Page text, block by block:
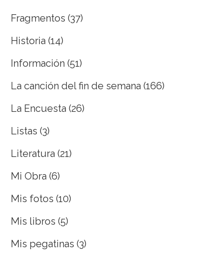
Fragmentos (37)
Historia (14)
Información (51)
La canción del fin de semana (166)
La Encuesta (26)
Listas (3)
Literatura (21)
Mi Obra (6)
Mis fotos (10)
Mis libros (5)
Mis pegatinas (3)